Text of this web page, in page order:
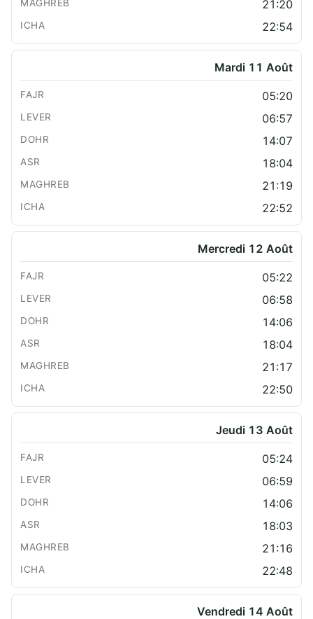
21:20
22:54
Mardi 11 Août
05:20
06:57
14:07
18:04
21:19
22:52
Mercredi 12 Août
05:22
06:58
14:06
18:04
21:17
22:50
Jeudi 13 Août
05:24
06:59
14:06
18:03
21:16
22:48
Vendredi 14 Août